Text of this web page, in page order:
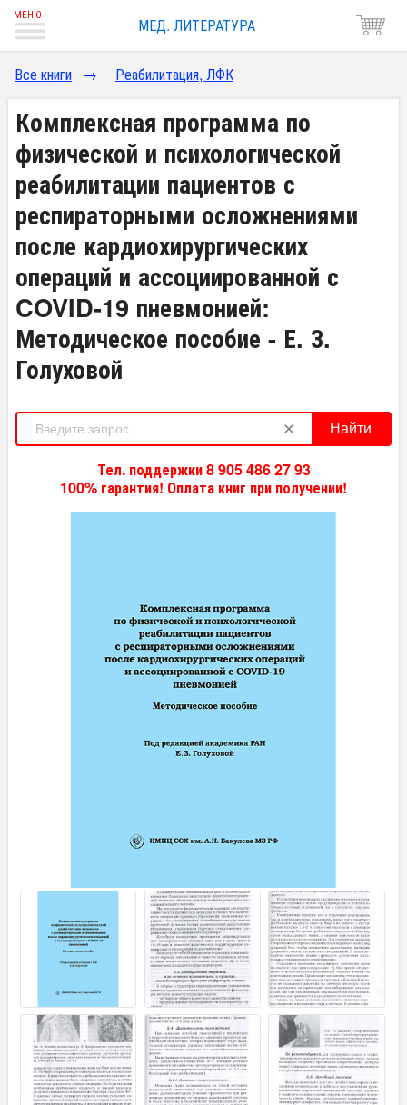
МЕД. ЛИТЕРАТУРА
Все книги → Реабилитация, ЛФК
Комплексная программа по
физической и психологической
реабилитации пациентов с
респираторными осложнениями
после кардиохирургических
операций и ассоциированной с
COVID-19 пневмонией:
Методическое пособие - Е. З.
Голуховой
Найти
Тел. поддержки 8 905 486 27 93
100% гарантия! Оплата книг при получении!